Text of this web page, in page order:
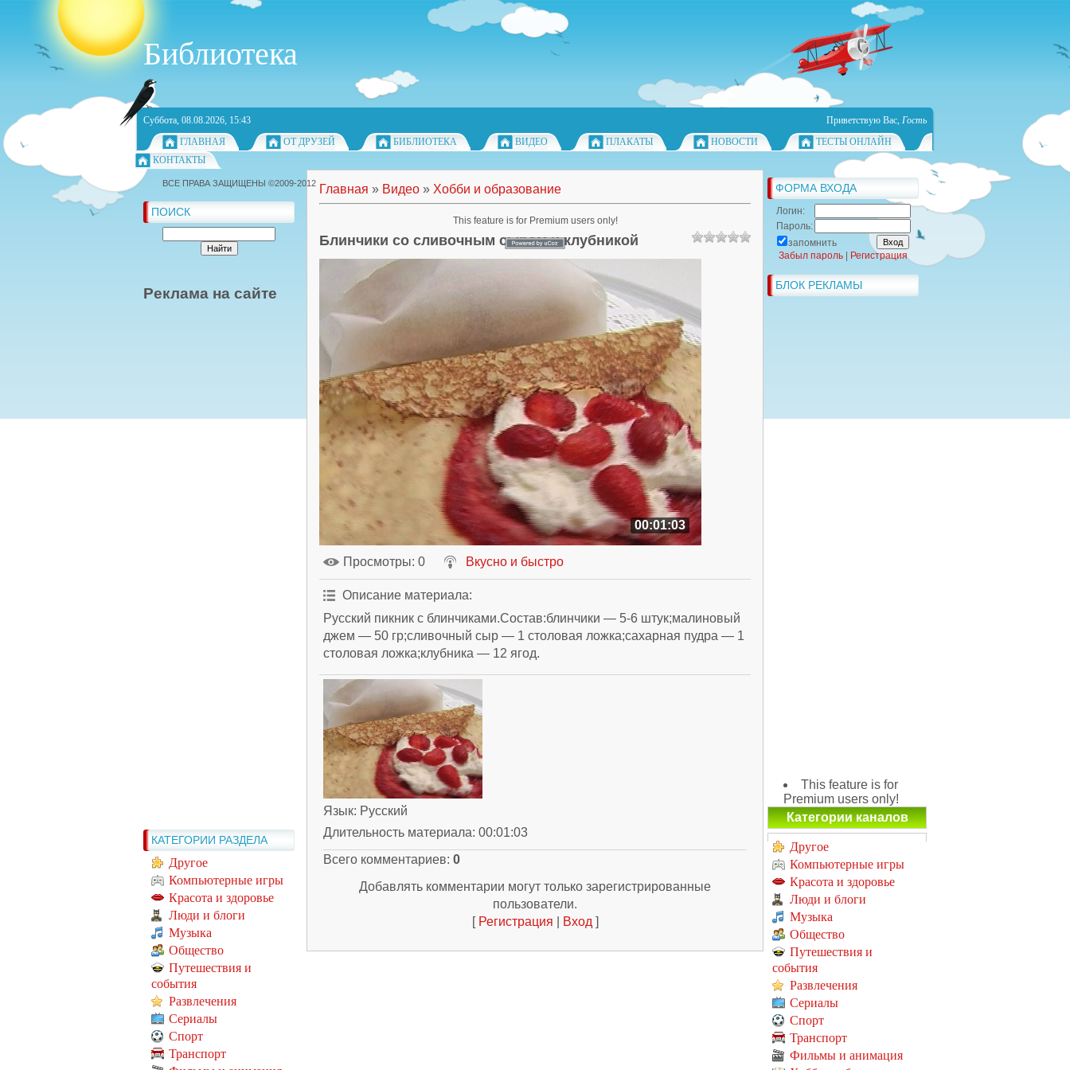
Библиотека
Суббота, 08.08.2026, 15:43 Приветствую Вас, Гость
ГЛАВНАЯ
ОТ ДРУЗЕЙ БИБЛИОТЕКА ВИДЕО ПЛАКАТЫ НОВОСТИ
ТЕСТЫ ОНЛАЙН
КОНТАКТЫ
ПОИСК
Реклама на сайте
КАТЕГОРИИ РАЗДЕЛА
Другое
Компьютерные игры
Красота и здоровье
Люди и блоги
Музыка
Общество
Путешествия и
события
Развлечения
Сериалы
Спорт
Транспорт
Главная » Видео » Хобби и образование
Блинчики со сливочным сыром и клубникой
00:01:03
Просмотры: 0 Вкусно и быстро
Описание материала:
Русский пикник с блинчиками.Состав:блинчики — 5-6 штук;малиновый
джем — 50 гр;сливочный сыр — 1 столовая ложка;сахарная пудра — 1
столовая ложка;клубника — 12 ягод.
Язык: Русский
Длительность материала: 00:01:03
Всего комментариев: 0
Добавлять комментарии могут только зарегистрированные
пользователи.
[ Регистрация Вход ]
ФОРМА ВХОДА
Логин:
Пароль:
запомнить
Забыл пароль
Регистрация
БЛОК РЕКЛАМЫ
This feature is for
Premium users only!
Категории каналов
Другое
Компьютерные игры
Красота и здоровье
Люди и блоги
Музыка
Общество
Путешествия и
события
Развлечения
Сериалы
Спорт
Транспорт
Фильмы и анимация
ВСЕ ПРАВА ЗАЩИЩЕНЫ ©2009-2012
This feature is for Premium users only!